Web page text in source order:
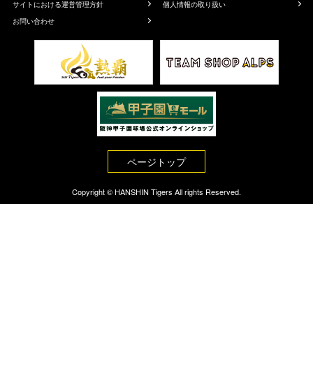
サイトにおける運営管理方針
個人情報の取り扱い
お問い合わせ
ページトップ
Copyright © HANSHIN Tigers All rights Reserved.